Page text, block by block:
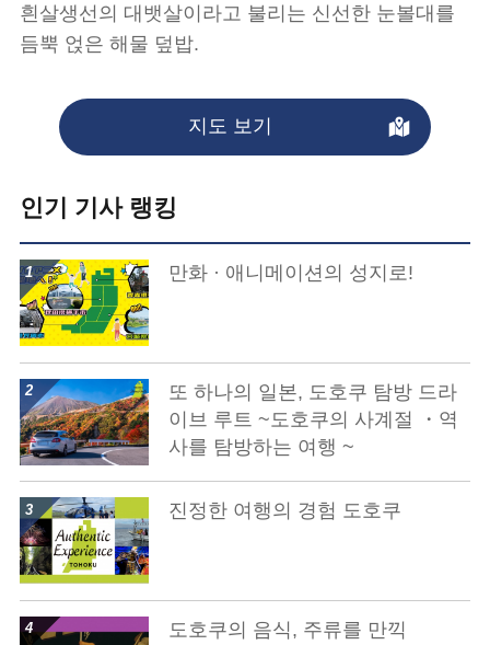
흰살생선의 대뱃살이라고 불리는 신선한 눈볼대를
듬뿍 얹은 해물 덮밥.
지도 보기
인기 기사 랭킹
만화 · 애니메이션의 성지로!
show details
또 하나의 일본, 도호쿠 탐방 드라
이브 루트 ~도호쿠의 사계절 ・역
사를 탐방하는 여행 ~
show details
진정한 여행의 경험 도호쿠
show details
도호쿠의 음식, 주류를 만끽
show details